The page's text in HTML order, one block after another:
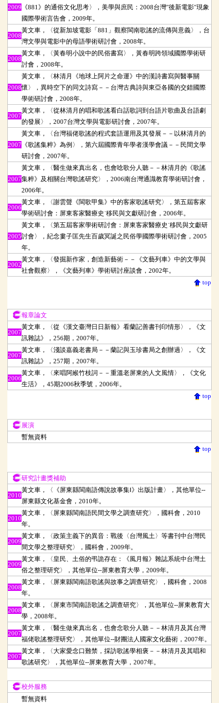
2009 《881》的通俗文化思考〉，美學與庶民：2008台灣"後新電影"現象
國際學術言告會，2009年。
2008
黃文車，〈從新加坡電影「881」觀察閩南歌謠的流傳與意義〉，台
灣文學與電影中的母語學術研討會，2008年。
2008
黃文車，〈黃春明小說中的民俗書寫〉，黃春明跨領域國際學術研
討會，2008年。
2008
黃文車，〈林清月《地球上阿片之命運》中的漢詩書寫與醫事關
懷〉，異時空下的同文詩寫－－台灣古典詩與東亞各國的交錯國際
學術研討會，2008年。
2007
黃文車，〈從林清月的唱和歌謠看白話歌詞到台語片歌曲及台語劇
的發展〉，2007台灣文學與電影研討會，2007年。
2007
黃文車，〈台灣福佬歌謠的程式套語運用及其發展－－以林清月的
《歌謠集粹》為例〉，第六屆國際青年學者漢學會議－－民間文學
研討會，2007年。
2007
黃文車，〈醫生做來真出名，也會唸歌分人聽－－林清月的《歌謠
集粹》及相關台灣歌謠研究〉，2006南台灣通識教育學術研討會，
2006年。
2006
黃文車，〈謝雲聲《閩歌甲集》中的客家歌謠研究〉，第五屆客家
學術研討會：屏東客家醫療史˙移民與文獻研討會，2006年。
2005
黃文車，〈第五屆客家學術研討會：屏東客家醫療史 ˙移民與文獻研
討會〉，紀念婁子匡先生百歲冥誕之民俗學國際學術研討會，2005
年。
2002
黃文車，〈發掘新作家，創造新藝術－－《文藝列車》中的文學與
社會觀察〉，《文藝列車》學術研討座談會，2002年。
top
報章論文
2007
黃文車，〈從《漢文臺灣日日新報》看蘭記善書刊印情形〉，《文
訊雜誌》，256期，2007年。
2007
黃文車，〈淺談嘉義老書局－－蘭記與玉珍書局之創辦過〉，《文
訊雜誌》，257期，2007年。
2006
黃文車，〈來唱阿緱竹枝詞－－重溫老屏東的人文風情〉，《文化
生活》，45期2006秋季號，2006年。
top
展演
暫無資料
top
研究計畫獎補助
2010
黃文車，〈《屏東縣閩南語傳說故事集Ⅰ》出版計畫〉，其他單位--
屏東縣文化基金會，2010年。
2010
黃文車，〈屏東縣閩南語民間文學之調查研究〉，國科會，2010
年。
2009
黃文車，〈政策主義下的異音：戰後〈台灣風土〉等書刊中台灣民
間文學之整理研究〉，國科會，2009年。
2009
黃文車，〈皇民、土俗的弔詭存在：《風月報》雜誌系統中台灣土
俗之整理研究〉，其他單位--屏東教育大學，2009年。
2008
黃文車，〈屏東縣閩南語歌謠與故事之調查研究〉，國科會，2008
年。
2008
黃文車，〈屏東市閩南語歌謠之調查研究〉，其他單位--屏東教育大
學，2008年。
2007
黃文車，〈醫生做來真出名，也會念歌分人聽－－林清月及其台灣
福佬歌謠整理研究〉，其他單位--財團法人國家文化藝術，2007年。
2007
黃文車，〈大家愛念口難禁，採訪歌謠學相褒－－林清月及其唱和
歌謠研究〉，其他單位--屏東教育大學，2007年。
校外服務
暫無資料